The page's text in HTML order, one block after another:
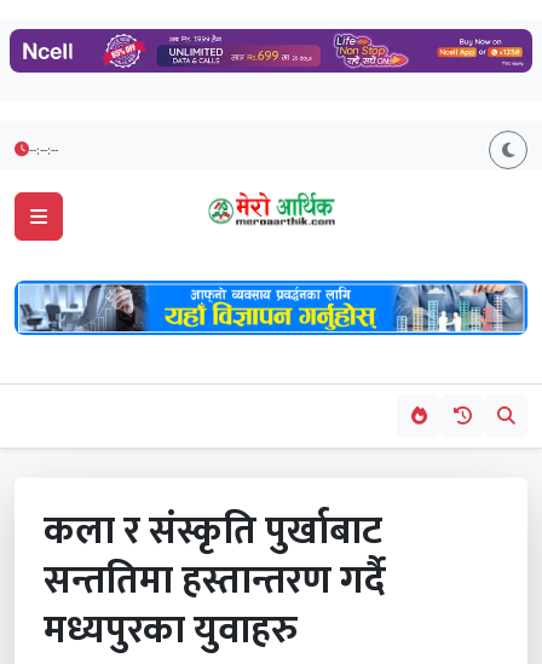
--:--:--
कला र संस्कृति पुर्खाबाट
सन्ततिमा हस्तान्तरण गर्दै
मध्यपुरका युवाहरु